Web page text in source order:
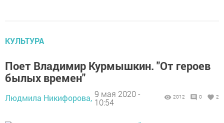
КУЛЬТУРА
Поет Владимир Курмышкин. "От героев
былых времен"
Людмила Никифорова, 9 мая 2020 -
10:54
2012 0 2